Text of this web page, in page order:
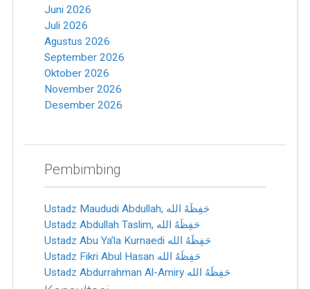
Juni 2026
Juli 2026
Agustus 2026
September 2026
Oktober 2026
November 2026
Desember 2026
Pembimbing
Ustadz Maududi Abdullah, ﺣَﻔِﻈَﻪُ ﺍﻟﻠﻪ
Ustadz Abdullah Taslim, ﺣَﻔِﻈَﻪُ ﺍﻟﻠﻪ
Ustadz Abu Ya’la Kurnaedi ﺣَﻔِﻈَﻪُ ﺍﻟﻠﻪ
Ustadz Fikri Abul Hasan ﺣَﻔِﻈَﻪُ ﺍﻟﻠﻪ
Ustadz Abdurrahman Al-Amiry ﺣَﻔِﻈَﻪُ ﺍﻟﻠﻪ